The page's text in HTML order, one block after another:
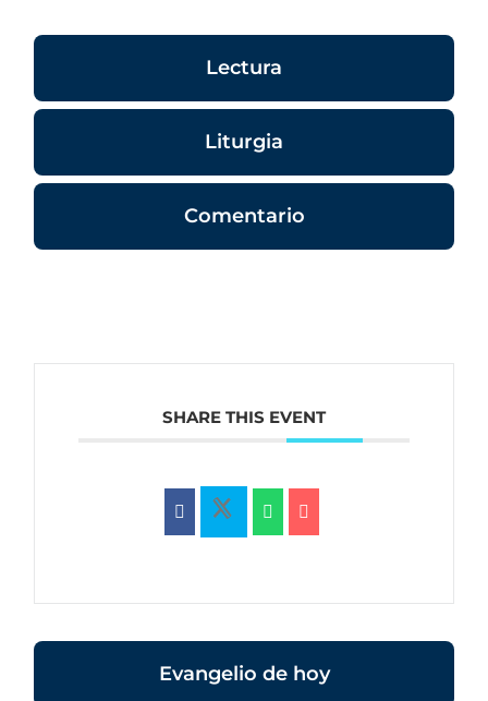
Lectura
Liturgia
Comentario
SHARE THIS EVENT
Evangelio de hoy